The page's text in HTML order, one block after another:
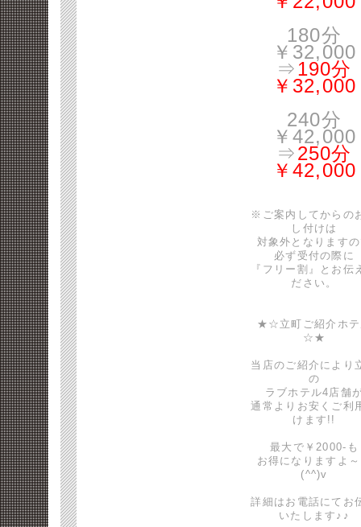
180分
￥32,000
⇒190分
￥32,000
240分
￥42,000
⇒250分
￥42,000
※ご案内してからの
し付けは
対象外となります
必ず受付の際に
『フリー割』とお伝
ださい。
★☆立町ご紹介ホ
☆★
当店のご紹介により
の
ラブホテル4店舗
通常よりお安くご利
けます!!
最大で￥2000-も
お得になりますよ
(^^)v
詳細はお電話にてお
いたします♪♪